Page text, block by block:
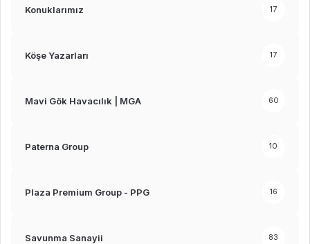
Konuklarımız 17
Köşe Yazarları 17
Mavi Gök Havacılık | MGA 60
Paterna Group 10
Plaza Premium Group - PPG 16
Savunma Sanayii 83